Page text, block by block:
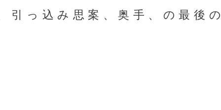
引っ込み思案、奥手、の最後